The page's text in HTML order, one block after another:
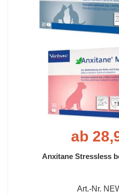
ab
Anxitane Stressless
Art.-Nr.